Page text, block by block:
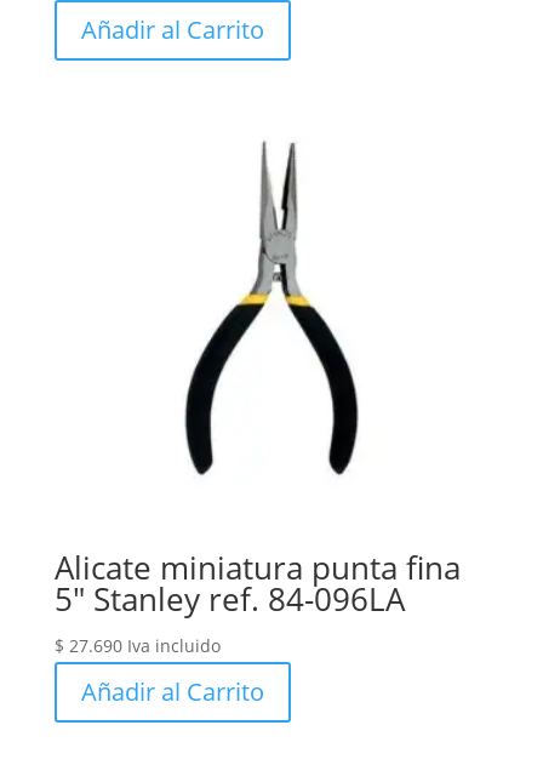
Añadir al Carrito
Alicate miniatura punta fina
5″ Stanley ref. 84-096LA
$ 27.690 Iva incluido
Añadir al Carrito